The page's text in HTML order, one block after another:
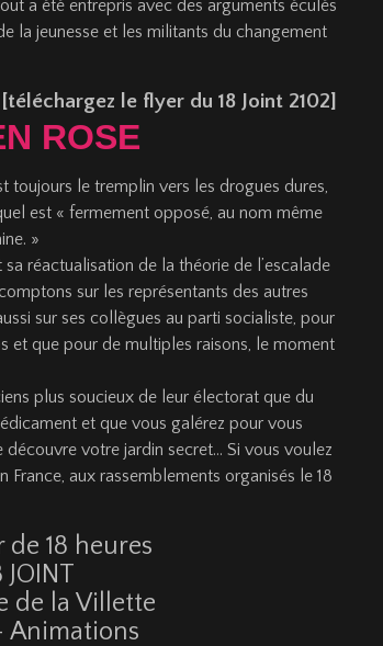
a été entrepris avec des arguments éculés
la jeunesse et les militants du changement
[téléchargez le flyer du 18 Joint 2102]
ROSE
toujours le tremplin vers les drogues dures,
est « fermement opposé, au nom même
»
réactualisation de la théorie de l’escalade
sur les représentants des autres
sur ses collègues au parti socialiste, pour
et que pour de multiples raisons, le moment
plus soucieux de leur électorat que du
et que vous galérez pour vous
votre jardin secret… Si vous voulez
aux rassemblements organisés le 18
18 heures
JOINT
de la Villette
Animations